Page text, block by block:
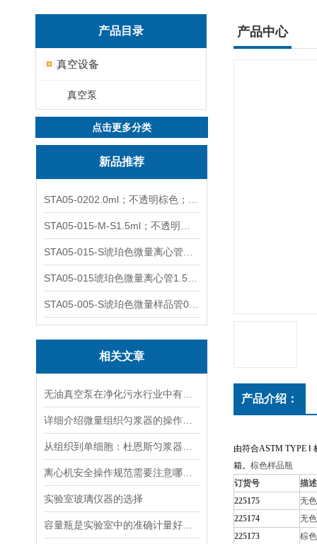
产品目录
真空设备
真空泵
点击更多分类
新品推荐
相关文章
实验室玻璃仪器的选择
产品中心
产品介绍：
由符合ASTM TYPE
箱。 棕色样品瓶
订货号
描述
225175
无
225174
无色
225173
棕色